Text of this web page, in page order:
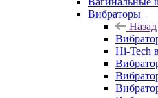
Вибраторы
Назад
Hi-Tech